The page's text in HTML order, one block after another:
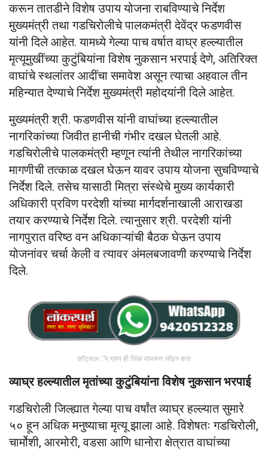
करून तातडीने विशेष उपाय योजना राबविण्याचे निर्देश
मुख्यमंत्री तथा गडचिरोलीचे पालकमंत्री देवेंद्र फडणवीस
यांनी दिले आहेत. यामध्ये गेल्या पाच वर्षात वाघ्र हल्ल्यातील
मृत्यूमुखींच्या कुटुंबियांना विशेष नुकसान भरपाई देणे, अतिरिक्त
वाघांचे स्थलांतर आदींचा समावेश असून त्याचा अहवाल तीन
महिन्यात देण्याचे निर्देश मुख्यमंत्री महोदयांनी दिले आहेत.
मुख्यमंत्री श्री. फडणवीस यांनी वाघांच्या हल्ल्यातील
नागरिकांच्या जिवीत हानीची गंभीर दखल घेतली आहे.
गडचिरोलीचे पालकमंत्री म्हणून त्यांनी तेथील नागरिकांच्या
मागणीची तत्काळ दखल घेऊन यावर उपाय योजना सुचविण्याचे
निर्देश दिले. तसेच यासाठी मित्रा संस्थेचे मुख्य कार्यकारी
अधिकारी प्रविण परदेशी यांच्या मार्गदर्शनाखाली आराखडा
तयार करण्याचे निर्देश दिले. त्यानुसार श्री. परदेशी यांनी
नागपुरात वरिष्ठ वन अधिकाऱ्यांची बैठक घेऊन उपाय
योजनांवर चर्चा केली व त्यावर अंमलबजावणी करण्याचे निर्देश
दिले.
व्हॉट्सअॅप ग्रुप ही लिंक वापरून जॉइन करा
व्याघ्र हल्ल्यातील मृतांच्या कुटुंबियांना विशेष नुकसान भरपाई
गडचिरोली जिल्ह्यात गेल्या पाच वर्षांत व्याघ्र हल्ल्यात सुमारे
५० हून अधिक मनुष्याचा मृत्यू झाला आहे. विशेषतः गडचिरोली,
चार्मोशी, आरमोरी, वडसा आणि धानोरा क्षेत्रात वाघांच्या